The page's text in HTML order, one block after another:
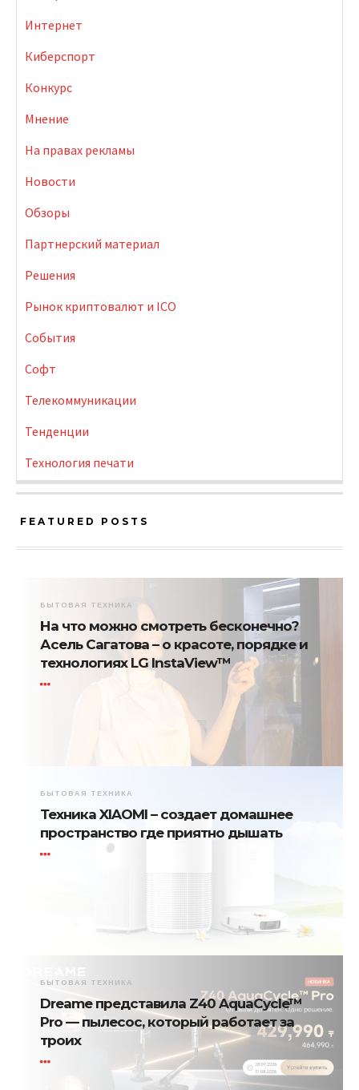
Интернет
Киберспорт
Конкурс
Мнение
На правах рекламы
Новости
Обзоры
Партнерский материал
Решения
Рынок криптовалют и ICO
События
Софт
Телекоммуникации
Тенденции
Технология печати
FEATURED POSTS
БЫТОВАЯ ТЕХНИКА
На что можно смотреть бесконечно?
Асель Сагатова – о красоте, порядке и
технологиях LG InstaView™
БЫТОВАЯ ТЕХНИКА
Техника XIAOMI – создает домашнее
пространство где приятно дышать
БЫТОВАЯ ТЕХНИКА
Dreame представила Z40 AquaCycle™
Pro — пылесос, который работает за
троих